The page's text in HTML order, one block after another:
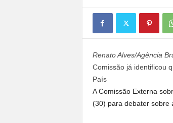
ç
o
Renato Alves/Agência
Comissão já identificou
País
A Comissão Externa
(30) para debater sobre